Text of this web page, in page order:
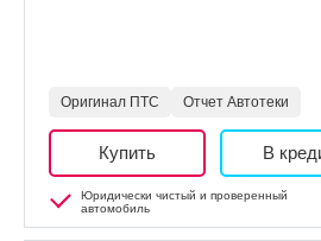
Оригинал ПТС Отчет Автотеки
Купить В
Юридически чистый и проверенный
автомобиль